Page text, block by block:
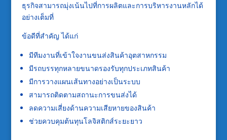
ธุรกิจสามารถมุ่งเน้นไปที่การผลิตและการบริหารงานหลักได้
อย่างเต็มที่
ข้อดีที่สำคัญ ได้แก่
มีทีมงานที่เข้าใจงานขนส่งสินค้าอุตสาหกรรม
มีรถบรรทุกหลายขนาดรองรับทุกประเภทสินค้า
มีการวางแผนเส้นทางอย่างเป็นระบบ
สามารถติดตามสถานะการขนส่งได้
ลดความเสี่ยงด้านความเสียหายของสินค้า
ช่วยควบคุมต้นทุนโลจิสติกส์ระยะยาว